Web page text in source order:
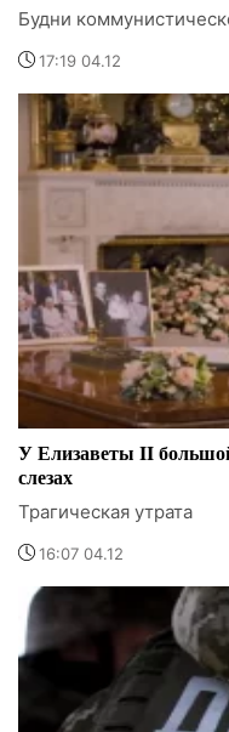
Будни
17:19 04.12
У Елизаветы II
слезах
Трагическая утрата
16:07 04.12